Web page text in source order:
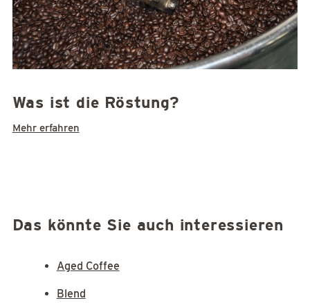
Was ist die Röstung?
Mehr erfahren
Das könnte Sie auch interessieren
Aged Coffee
Blend